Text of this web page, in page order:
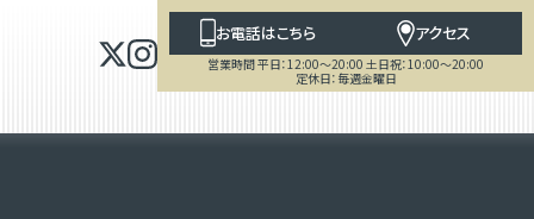
お電話はこちら アクセス
営業時間 平日：12:00～20:00 土日祝：10:00～20:00
定休日：毎週金曜日